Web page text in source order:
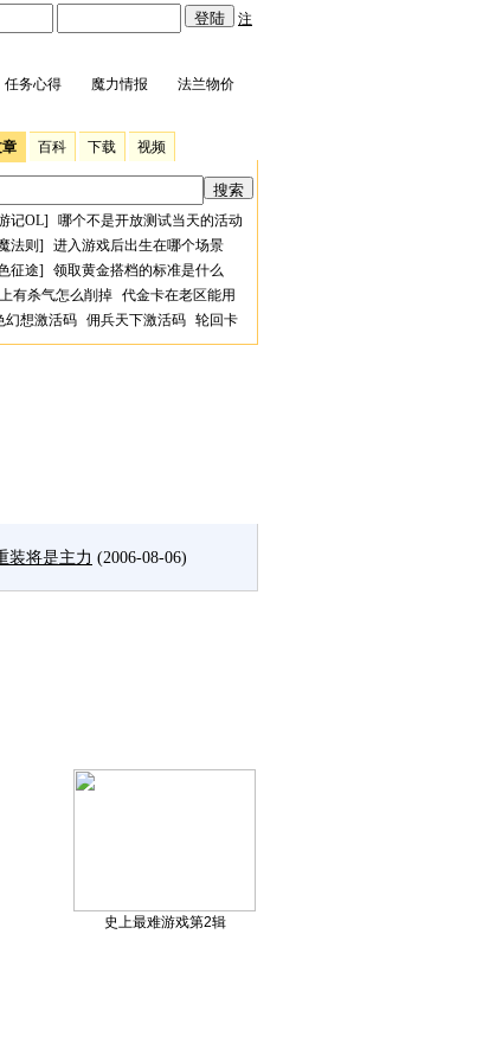
注
任务心得 魔力情报 法兰物价
百科 下载 视频
记OL] 哪个不是开放测试当天的活动
法则 ] 进入游戏后出生在哪个场景
征途] 领取黄金搭档的标准是什么
有杀气怎么削掉 代金卡在老区能用
幻想激活码 佣兵天下激活码 轮回卡
装将是主力 (2006-08-06)
史上最难游戏第2辑